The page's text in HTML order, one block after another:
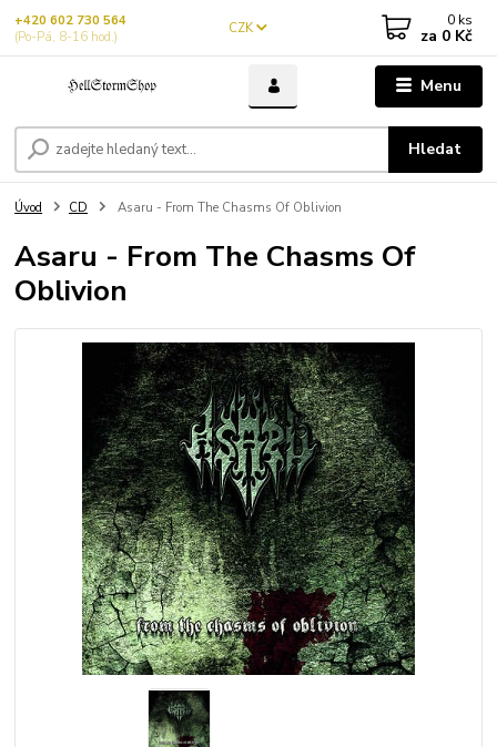
Menu
CZK
Hledat
+420 602 730 564
(Po-Pá, 8-16 hod.)
0 ks
za 0 Kč
Úvod CD Asaru - From The Chasms Of Oblivion
Asaru - From The Chasms Of
Oblivion